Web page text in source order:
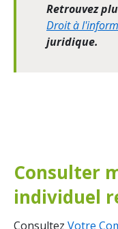
Retrouvez
Droit à
juridique.
Consulter
individuel
Consultez Votre